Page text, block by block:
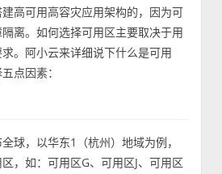
高可用高容灾应用架构的，因为可
离。如何选择可用区主要取决于用
。阿小云来详细说下什么是可用
点因素：
球，以华东1（杭州）地域为例，
，如：可用区G、可用区J、可用区